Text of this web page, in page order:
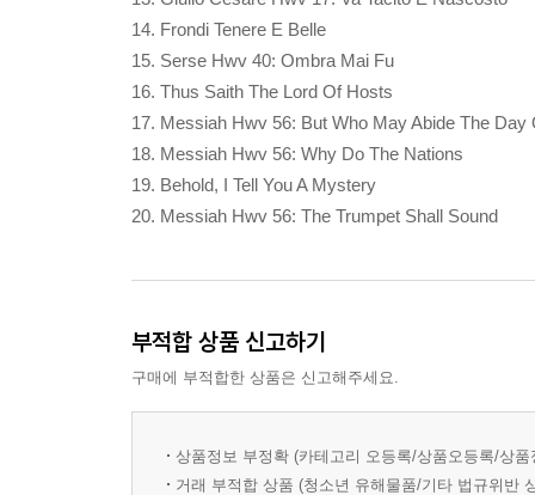
14. Frondi Tenere E Belle
15. Serse Hwv 40: Ombra Mai Fu
16. Thus Saith The Lord Of Hosts
17. Messiah Hwv 56: But Who May Abide The Day
18. Messiah Hwv 56: Why Do The Nations
19. Behold, I Tell You A Mystery
20. Messiah Hwv 56: The Trumpet Shall Sound
부적합 상품 신고하기
구매에 부적합한 상품은 신고해주세요.
상품정보 부정확 (카테고리 오등록/상품오등록/상
거래 부적합 상품 (청소년 유해물품/기타 법규위반